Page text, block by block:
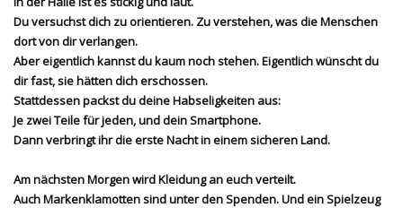
Du versuchst dich zu orientieren. Zu verstehen, was die Menschen
dort von dir verlangen.
Aber eigentlich kannst du kaum noch stehen. Eigentlich wünscht du
dir fast, sie hätten dich erschossen.
Stattdessen packst du deine Habseligkeiten aus:
Je zwei Teile für jeden, und dein Smartphone.
Dann verbringt ihr die erste Nacht in einem sicheren Land.
Am nächsten Morgen wird Kleidung an euch verteilt.
Auch Markenklamotten sind unter den Spenden. Und ein Spielzeug